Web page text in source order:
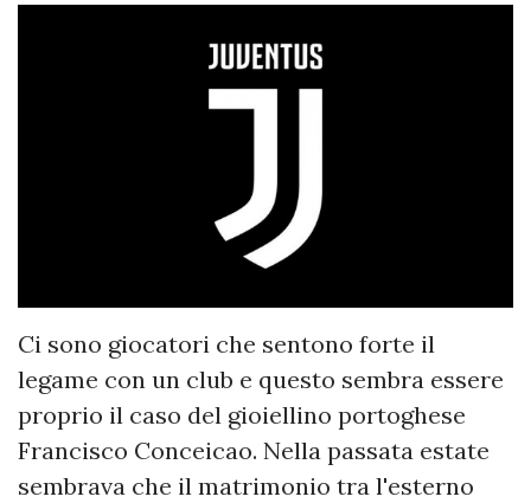
Ci sono giocatori che sentono forte il
legame con un club e questo sembra essere
proprio il caso del gioiellino portoghese
Francisco Conceicao. Nella passata estate
sembrava che il matrimonio tra l'esterno